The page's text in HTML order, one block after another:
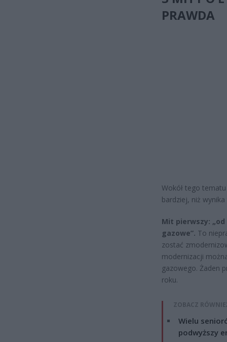
PRAWDA
Wokół tego
bardziej, niż
Mit pierwszy:
gazowe”. To
zostać
modernizacji
gazowego. Żaden
roku.
ZOBACZ
Wielu
podwyższy